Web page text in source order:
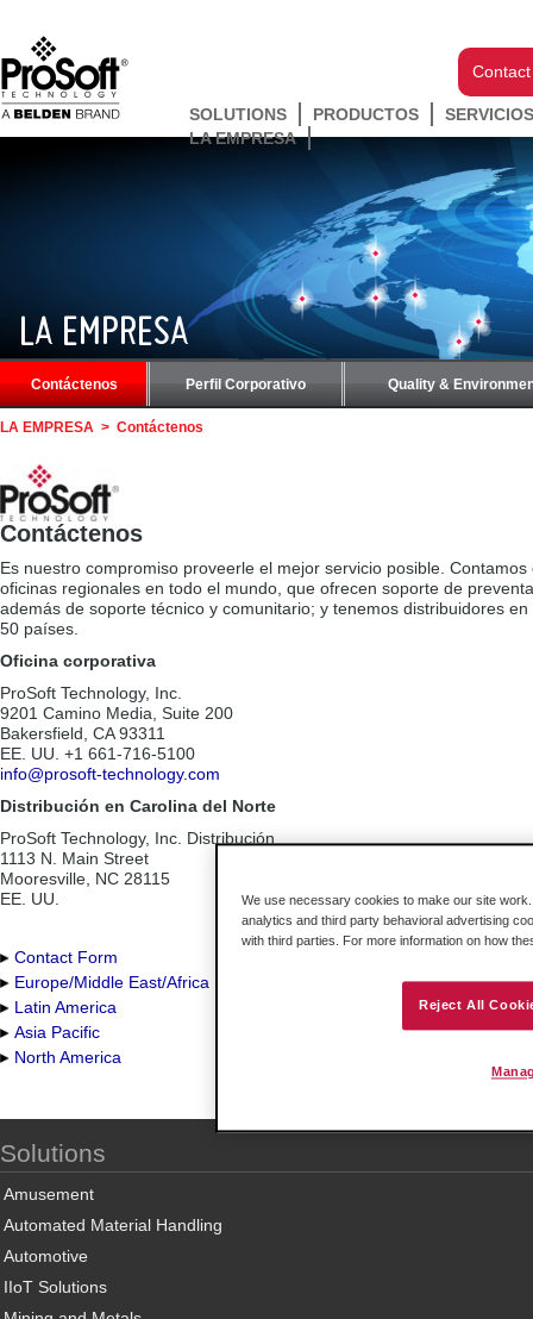
SOLUTIONS PRODUCTOS
LA EMPRESA
LA EMPRESA
Contáctenos Perfil Corporativo Quality &
LA EMPRESA > Contáctenos
Contáctenos
Es nuestro compromiso proveerle el mejor servicio posible. Contamos
oficinas regionales en todo el mundo, que ofrecen soporte de
además de soporte técnico y comunitario; y tenemos distribuidores en
50 países.
Oficina corporativa
ProSoft Technology, Inc.
9201 Camino Media, Suite 200
Bakersfield, CA 93311
EE. UU. +1 661-716-5100
info@prosoft-technology.com
Distribución en Carolina del Norte
ProSoft Technology, Inc. Distribución
1113 N. Main Street
Mooresville, NC 28115
EE. UU.
Contact Form
Europe/Middle East/Africa
Latin America
Asia Pacific
North America
Solutions
Amusement
Automated Material Handling
Automotive
IIoT Solutions
We use necessary cookies to make our site
analytics and third party behavioral advertising
with third parties. For more information on how
Reject All